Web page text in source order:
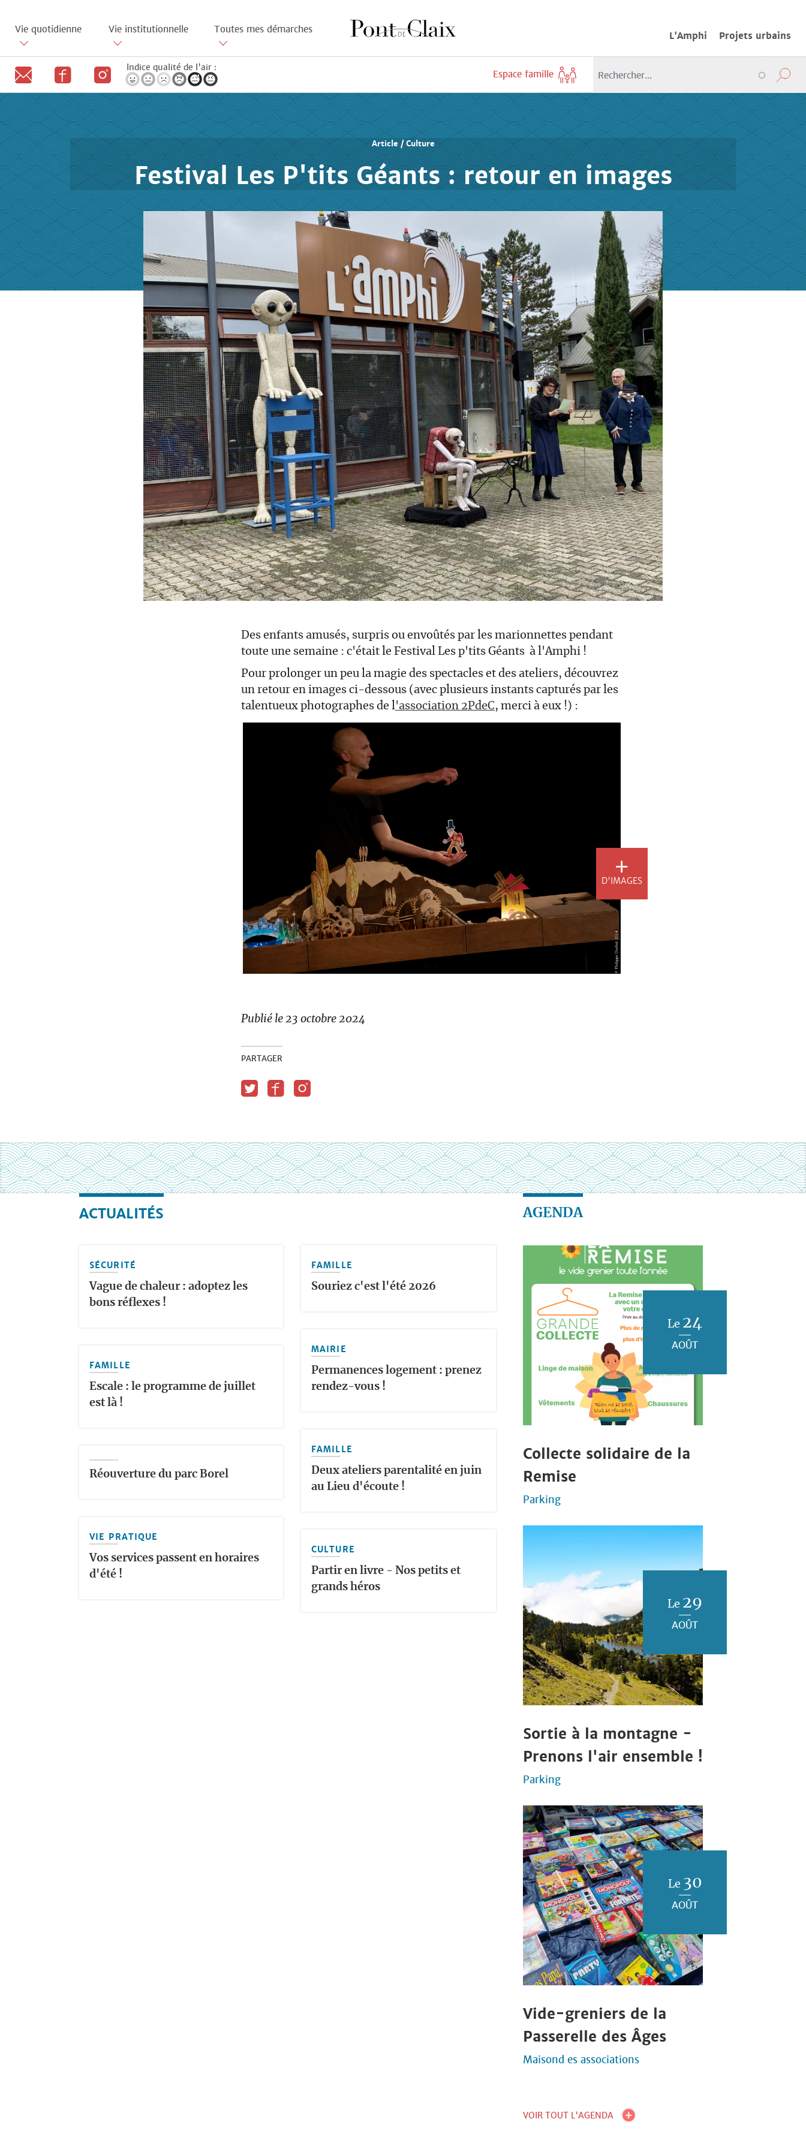
contenu
principal
Vie quotidienne Vie institutionnelle Toutes mes démarches
L'Amphi Projets urbains
Indice qualité de l'air :
Espace famille
Article / Culture
Festival Les P'tits Géants : retour en images
Des enfants amusés, surpris ou envoûtés par les marionnettes pendant
toute une semaine : c'était le Festival Les p'tits Géants à l'Amphi !
Pour prolonger un peu la magie des spectacles et des ateliers, découvrez
un retour en images ci-dessous (avec plusieurs instants capturés par les
talentueux photographes de l'association 2PdeC, merci à eux !) :
D'IMAGES
Publié le 23 octobre 2024
PARTAGER
ACTUALITÉS
SÉCURITÉ
Vague de chaleur : adoptez les
bons réflexes !
FAMILLE
Escale : le programme de juillet
est là !
Réouverture du parc Borel
VIE PRATIQUE
Vos services passent en horaires
d'été !
FAMILLE
Souriez c'est l'été 2026
MAIRIE
Permanences logement : prenez
rendez-vous !
FAMILLE
Deux ateliers parentalité en juin
au Lieu d'écoute !
CULTURE
Partir en livre - Nos petits et
grands héros
AGENDA
Le 24
AOÛT
Collecte solidaire de la
Remise
Parking
Le 29
AOÛT
Sortie à la montagne -
Prenons l'air ensemble !
Parking
Le 30
AOÛT
Vide-greniers de la
Passerelle des Âges
Maisond es associations
VOIR TOUT L'AGENDA